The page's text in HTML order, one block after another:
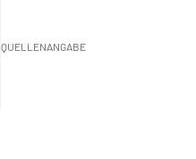
QUELLENANGABE